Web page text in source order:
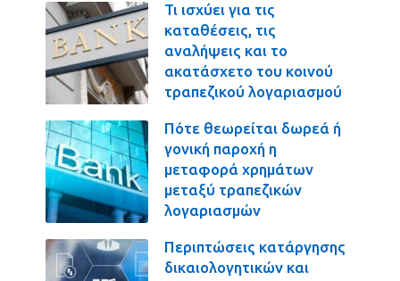
Τι ισχύει για τις
καταθέσεις, τις
αναλήψεις και το
ακατάσχετο του κοινού
τραπεζικού λογαριασμού
Πότε θεωρείται δωρεά ή
γονική παροχή η
μεταφορά χρημάτων
μεταξύ τραπεζικών
λογαριασμών
Περιπτώσεις κατάργησης
δικαιολογητικών και